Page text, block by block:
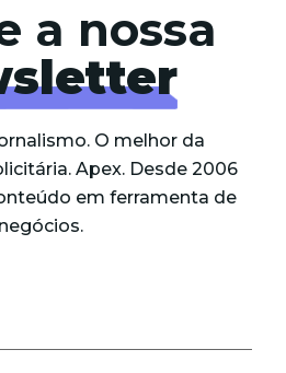
a nossa
O melhor da
Apex. Desde 2006
em ferramenta de
negócios.